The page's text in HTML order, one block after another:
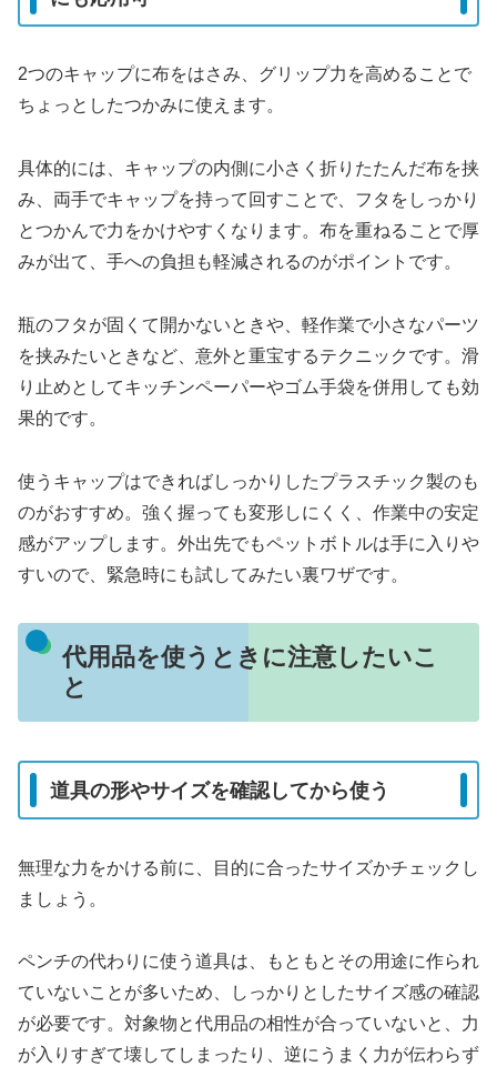
2つのキャップに布をはさみ、グリップ力を高めることで
ちょっとしたつかみに使えます。
具体的には、キャップの内側に小さく折りたたんだ布を挟
み、両手でキャップを持って回すことで、フタをしっかり
とつかんで力をかけやすくなります。布を重ねることで厚
みが出て、手への負担も軽減されるのがポイントです。
瓶のフタが固くて開かないときや、軽作業で小さなパーツ
を挟みたいときなど、意外と重宝するテクニックです。滑
り止めとしてキッチンペーパーやゴム手袋を併用しても効
果的です。
使うキャップはできればしっかりしたプラスチック製のも
のがおすすめ。強く握っても変形しにくく、作業中の安定
感がアップします。外出先でもペットボトルは手に入りや
すいので、緊急時にも試してみたい裏ワザです。
代用品を使うときに注意したいこ
と
道具の形やサイズを確認してから使う
無理な力をかける前に、目的に合ったサイズかチェックし
ましょう。
ペンチの代わりに使う道具は、もともとその用途に作られ
ていないことが多いため、しっかりとしたサイズ感の確認
が必要です。対象物と代用品の相性が合っていないと、力
が入りすぎて壊してしまったり、逆にうまく力が伝わらず